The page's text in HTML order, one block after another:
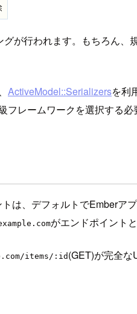
が行われます。もちろん
ActiveModel::Serializersを利
レームワークを選択する
は、デフォルトでEmber
がエンドポイントと
items/:id (GET)が完全な